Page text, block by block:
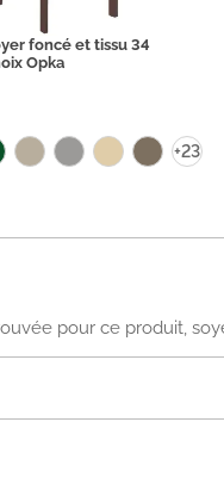
foncé et tissu 34
Opka
+23
pour ce produit,